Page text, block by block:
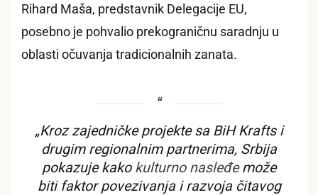
Rihard Maša, predstavnik Delegacije EU,
posebno je pohvalio prekograničnu saradnju u
oblasti očuvanja tradicionalnih zanata.
„Kroz zajedničke projekte sa BiH Krafts i
drugim regionalnim partnerima, Srbija
pokazuje kako kulturno nasleđemože
biti faktor povezivanja i razvoja čitavog